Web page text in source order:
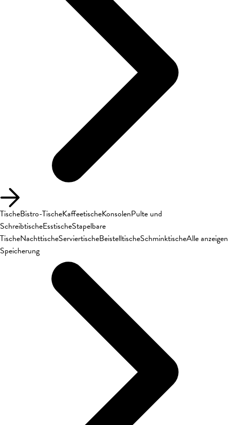
TischeBistro-TischeKaffeetischeKonsolenPulte und
SchreibtischeEsstischeStapelbare
TischeNachttischeServiertischeBeistelltischeSchminktischeAlle anzeigen
Speicherung